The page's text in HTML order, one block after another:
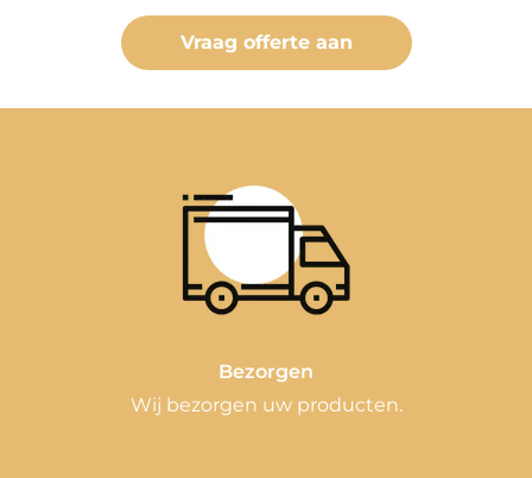
Vraag offerte aan
Bezorgen
Wij bezorgen uw producten.